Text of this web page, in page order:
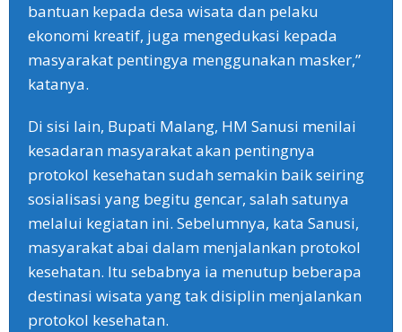
bantuan kepada desa wisata dan pelaku
ekonomi kreatif, juga mengedukasi kepada
masyarakat pentingya menggunakan masker,”
katanya.
Di sisi lain, Bupati Malang, HM Sanusi menilai
kesadaran masyarakat akan pentingnya
protokol kesehatan sudah semakin baik seiring
sosialisasi yang begitu gencar, salah satunya
melalui kegiatan ini. Sebelumnya, kata Sanusi,
masyarakat abai dalam menjalankan protokol
kesehatan. Itu sebabnya ia menutup beberapa
destinasi wisata yang tak disiplin menjalankan
protokol kesehatan.